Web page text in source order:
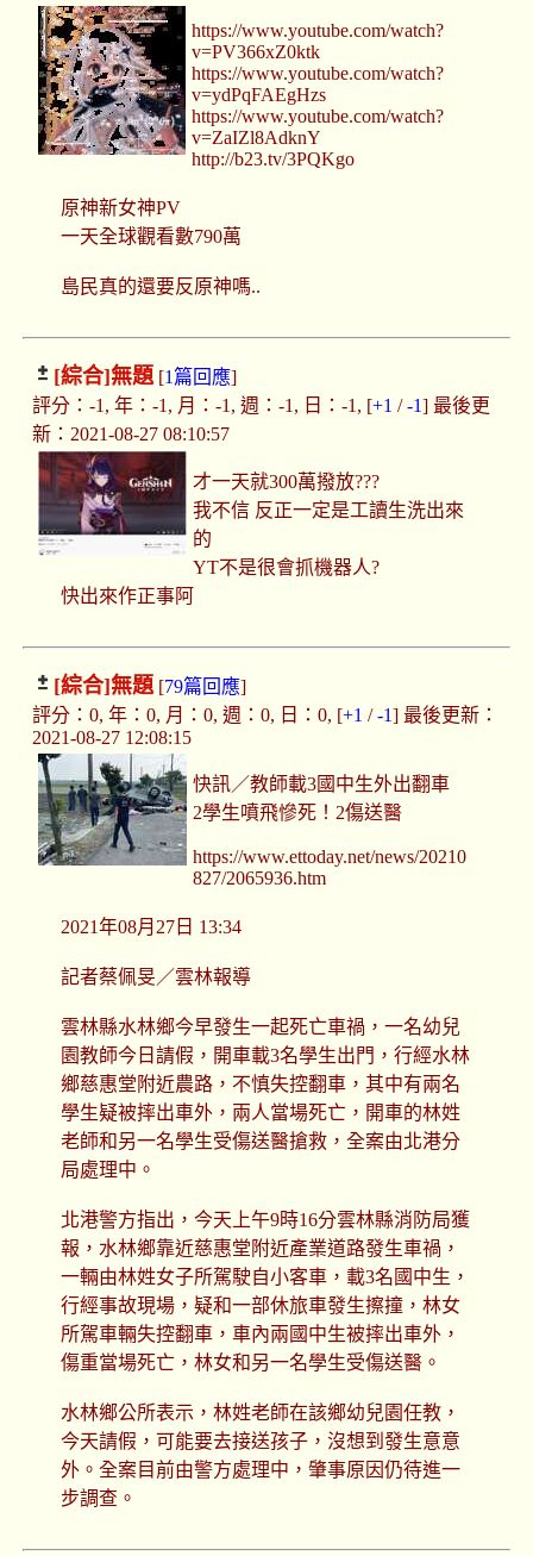
https://www.youtube.com/watch?
v=PV366xZ0ktk
https://www.youtube.com/watch?
v=ydPqFAEgHzs
https://www.youtube.com/watch?
v=ZaIZl8AdknY
http://b23.tv/3PQKgo
原神新女神PV
一天全球觀看數790萬
島民真的還要反原神嗎..
[綜合]無題[1篇回應]
評分：-1, 年：-1, 月：-1, 週：-1, 日：-1, [+1 /-1] 最後更
新：2021-08-27 08:10:57
才一天就300萬撥放???
我不信 反正一定是工讀生洗出來
的
YT不是很會抓機器人?
快出來作正事阿
[綜合]無題[79篇回應]
評分：0, 年：0, 月：0, 週：0, 日：0, [+1 /-1] 最後更新：
2021-08-27 12:08:15
快訊／教師載3國中生外出翻車
2學生噴飛慘死！2傷送醫
https://www.ettoday.net/news/20210
827/2065936.htm
2021年08月27日 13:34
記者蔡佩旻／雲林報導
雲林縣水林鄉今早發生一起死亡車禍，一名幼兒
園教師今日請假，開車載3名學生出門，行經水林
鄉慈惠堂附近農路，不慎失控翻車，其中有兩名
學生疑被摔出車外，兩人當場死亡，開車的林姓
老師和另一名學生受傷送醫搶救，全案由北港分
局處理中。
北港警方指出，今天上午9時16分雲林縣消防局獲
報，水林鄉靠近慈惠堂附近產業道路發生車禍，
一輛由林姓女子所駕駛自小客車，載3名國中生，
行經事故現場，疑和一部休旅車發生擦撞，林女
所駕車輛失控翻車，車內兩國中生被摔出車外，
傷重當場死亡，林女和另一名學生受傷送醫。
水林鄉公所表示，林姓老師在該鄉幼兒園任教，
今天請假，可能要去接送孩子，沒想到發生意意
外。全案目前由警方處理中，肇事原因仍待進一
步調查。